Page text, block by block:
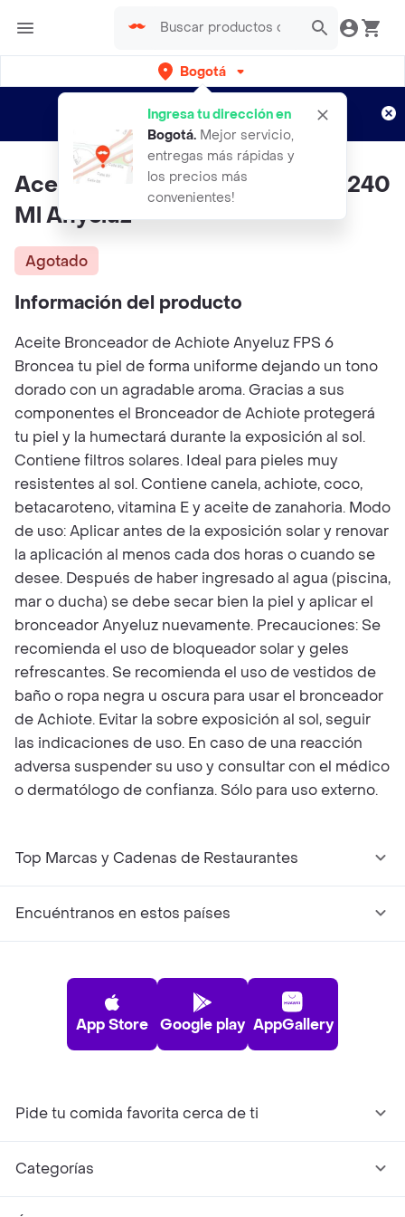
Bogotá
Ingresa tu dirección en
Bogotá. Mejor servicio,
entregas más rápidas y
los precios más
convenientes!
envíos gratis por semanas
Aplican TyC
Aceite Bronceador De Achiote 240
Ml Anyeluz
Agotado
Información del producto
Aceite Bronceador de Achiote Anyeluz FPS 6
Broncea tu piel de forma uniforme dejando un tono
dorado con un agradable aroma. Gracias a sus
componentes el Bronceador de Achiote protegerá
tu piel y la humectará durante la exposición al sol.
Contiene filtros solares. Ideal para pieles muy
resistentes al sol. Contiene canela, achiote, coco,
betacaroteno, vitamina E y aceite de zanahoria. Modo
de uso: Aplicar antes de la exposición solar y renovar
la aplicación al menos cada dos horas o cuando se
desee. Después de haber ingresado al agua (piscina,
mar o ducha) se debe secar bien la piel y aplicar el
bronceador Anyeluz nuevamente. Precauciones: Se
recomienda el uso de bloqueador solar y geles
refrescantes. Se recomienda el uso de vestidos de
baño o ropa negra u oscura para usar el bronceador
de Achiote. Evitar la sobre exposición al sol, seguir
las indicaciones de uso. En caso de una reacción
adversa suspender su uso y consultar con el médico
o dermatólogo de confianza. Sólo para uso externo.
Top Marcas y Cadenas de Restaurantes
Encuéntranos en estos países
App Store Google play AppGallery
Pide tu comida favorita cerca de ti
Categorías